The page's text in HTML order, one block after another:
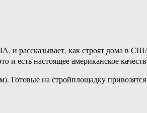
и рассказывает, как строят дома в
и есть настоящее американское
Готовые на стройплощадку